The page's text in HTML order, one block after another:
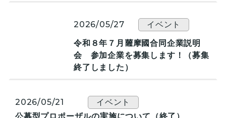
2026/05/27
イベント
令和８年７月薩󠄀摩國合同企業説明
会 参加企業を募集します！（募集
終了しました）
2026/05/21
イベント